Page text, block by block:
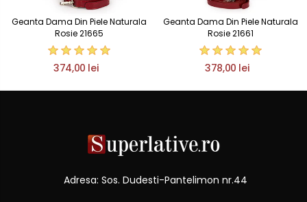
Geanta Dama Din Piele Naturala
Rosie 21665
374,00 lei
Geanta Dama Din Piele Naturala
Rosie 21661
378,00 lei
Adresa: Sos. Dudesti-Pantelimon nr.44